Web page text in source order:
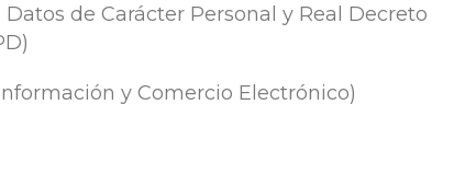
Datos de Carácter Personal y Real Decreto
y Comercio Electrónico)